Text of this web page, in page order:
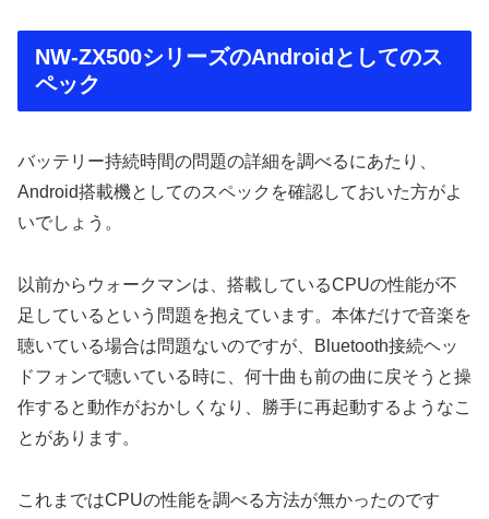
NW-ZX500シリーズのAndroidとしてのス
ペック
バッテリー持続時間の問題の詳細を調べるにあたり、
Android搭載機としてのスペックを確認しておいた方がよ
いでしょう。
以前からウォークマンは、搭載しているCPUの性能が不
足しているという問題を抱えています。本体だけで音楽を
聴いている場合は問題ないのですが、Bluetooth接続ヘッ
ドフォンで聴いている時に、何十曲も前の曲に戻そうと操
作すると動作がおかしくなり、勝手に再起動するようなこ
とがあります。
これまではCPUの性能を調べる方法が無かったのです